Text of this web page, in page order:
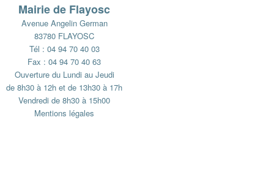
Mairie de Flayosc
Avenue Angelin German
83780 FLAYOSC
Tél : 04 94 70 40 03
Fax : 04 94 70 40 63
Ouverture du Lundi au Jeudi
de 8h30 à 12h et de 13h30 à 17h
Vendredi de 8h30 à 15h00
Mentions légales